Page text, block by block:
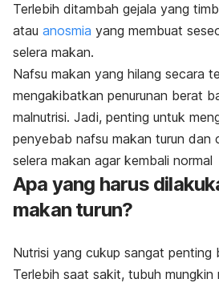
Terlebih ditambah gejala yang
atau anosmia yang membuat
selera makan.
Nafsu makan yang hilang secara
mengakibatkan penurunan berat
malnutrisi. Jadi, penting untuk
penyebab nafsu makan turun dan
selera makan agar kembali normal
Apa yang harus
makan turun?
Nutrisi yang cukup sangat penting
Terlebih saat sakit, tubuh mungkin